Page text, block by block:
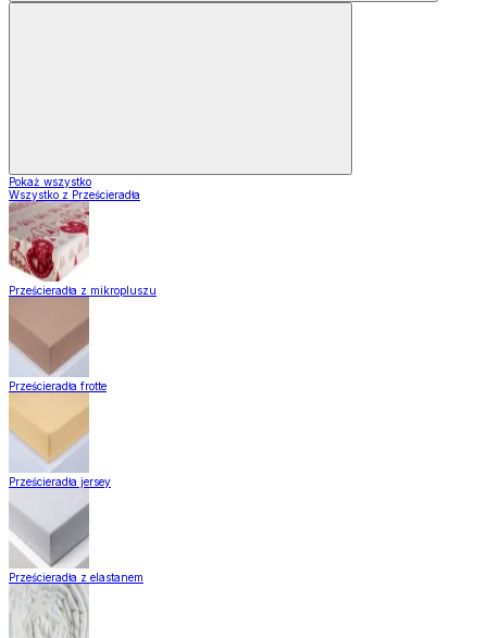
Pokaż wszystko
Wszystko z Prześcieradła
Prześcieradła z mikropluszu
Prześcieradła frotte
Prześcieradła jersey
Prześcieradła z elastanem